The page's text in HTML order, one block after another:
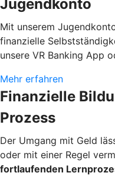
Jugendkonto
Mit unserem
finanzielle
unsere VR Banking App
Mehr erfahren
Finanzielle
Prozess
Der Umgang mit Geld
oder mit einer Regel
fortlaufenden